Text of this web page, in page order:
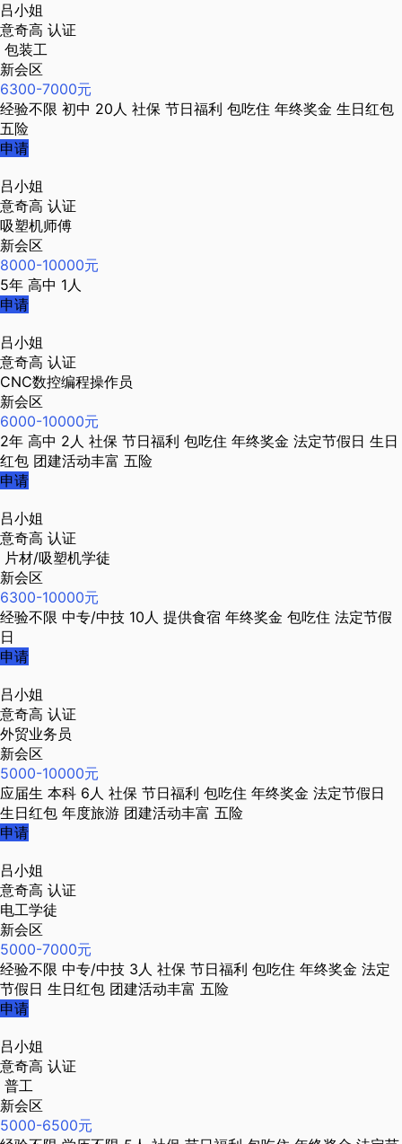
吕小姐
意奇高 认证
包装工
新会区
6300-7000元
经验不限 初中 20人 社保 节日福利 包吃住 年终奖金 生日红包
五险
申请
吕小姐
意奇高 认证
吸塑机师傅
新会区
8000-10000元
5年 高中 1人
申请
吕小姐
意奇高 认证
CNC数控编程操作员
新会区
6000-10000元
2年 高中 2人 社保 节日福利 包吃住 年终奖金 法定节假日 生日
红包 团建活动丰富 五险
申请
吕小姐
意奇高 认证
片材/吸塑机学徒
新会区
6300-10000元
经验不限 中专/中技 10人 提供食宿 年终奖金 包吃住 法定节假
日
申请
吕小姐
意奇高 认证
外贸业务员
新会区
5000-10000元
应届生 本科 6人 社保 节日福利 包吃住 年终奖金 法定节假日
生日红包 年度旅游 团建活动丰富 五险
申请
吕小姐
意奇高 认证
电工学徒
新会区
5000-7000元
经验不限 中专/中技 3人 社保 节日福利 包吃住 年终奖金 法定
节假日 生日红包 团建活动丰富 五险
申请
吕小姐
意奇高 认证
普工
新会区
5000-6500元